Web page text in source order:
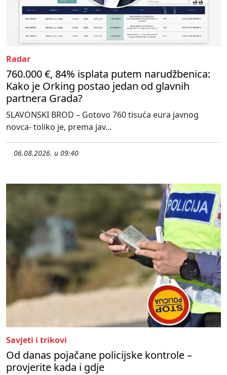
Radar
760.000 €, 84% isplata putem narudžbenica:
Kako je Orking postao jedan od glavnih
partnera Grada?
SLAVONSKI BROD – Gotovo 760 tisuća eura javnog
novca- toliko je, prema jav...
06.08.2026. u 09:40
Savjeti i trikovi
Od danas pojačane policijske kontrole –
provjerite kada i gdje